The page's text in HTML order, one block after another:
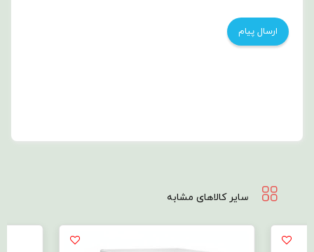
سایر کالاهای مشابه